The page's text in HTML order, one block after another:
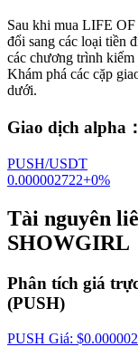
Sau khi mua LIFE
đổi sang các loại tiền
các chương trình
Khám phá các cặp
dưới.
Giao dịch alpha ：
PUSH/USDT
0.000002722+0%
Tài nguyên
SHOWGIRL
Phân tích giá
(PUSH)
PUSH Giá: $